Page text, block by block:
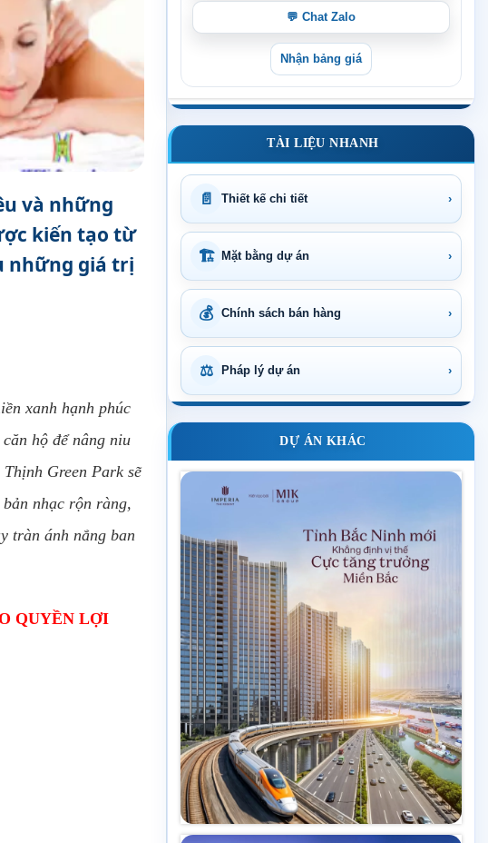
và những
kiến tạo từ
những giá trị
xanh hạnh phúc
hộ để nâng niu
Green Park sẽ
nhạc rộn ràng,
tràn ánh nắng ban
QUYỀN LỢI
💬 Chat Zalo
Nhận bảng giá
TÀI LIỆU NHANH
📄 Thiết kế chi tiết ›
🏗 Mặt bằng dự án ›
💰 Chính sách bán hàng ›
⚖ Pháp lý dự án ›
DỰ ÁN KHÁC